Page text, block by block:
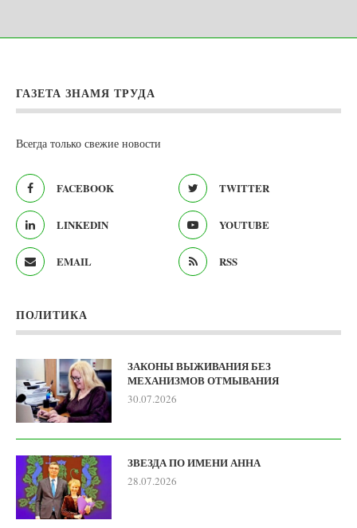
ГАЗЕТА ЗНАМЯ ТРУДА
Всегда только свежие новости
FACEBOOK TWITTER
LINKEDIN YOUTUBE
EMAIL RSS
ПОЛИТИКА
ЗАКОНЫ ВЫЖИВАНИЯ БЕЗ
МЕХАНИЗМОВ ОТМЫВАНИЯ
30.07.2026
ЗВЕЗДА ПО ИМЕНИ АННА
28.07.2026